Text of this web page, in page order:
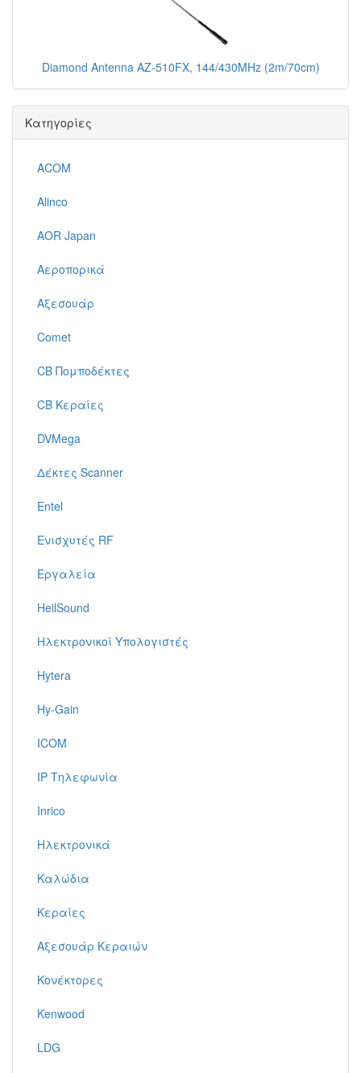
Diamond Antenna AZ-510FX, 144/430MHz (2m/70cm)
Κατηγορίες
ACOM
Alinco
AOR Japan
Αεροπορικά
Αξεσουάρ
Comet
CB Πομποδέκτες
CB Κεραίες
DVMega
Δέκτες Scanner
Entel
Ενισχυτές RF
Εργαλεία
HeilSound
Ηλεκτρονικοί Υπολογιστές
Hytera
Hy-Gain
ICOM
IP Τηλεφωνία
Inrico
Ηλεκτρονικά
Καλώδια
Κεραίες
Αξεσουάρ Κεραιών
Κονέκτορες
Kenwood
LDG